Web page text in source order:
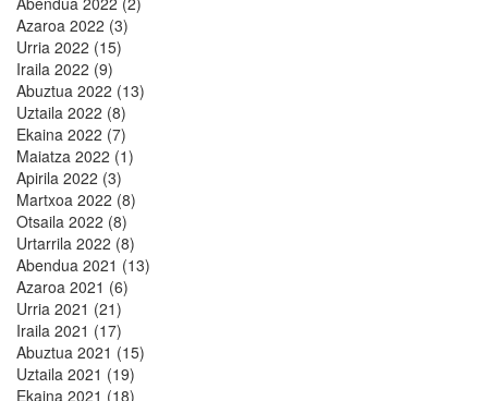
Azaroa 2022 (3)
Urria 2022 (15)
Iraila 2022 (9)
Abuztua 2022 (13)
Uztaila 2022 (8)
Ekaina 2022 (7)
Maiatza 2022 (1)
Apirila 2022 (3)
Martxoa 2022 (8)
Otsaila 2022 (8)
Urtarrila 2022 (8)
Abendua 2021 (13)
Azaroa 2021 (6)
Urria 2021 (21)
Iraila 2021 (17)
Abuztua 2021 (15)
Uztaila 2021 (19)
Ekaina 2021 (18)